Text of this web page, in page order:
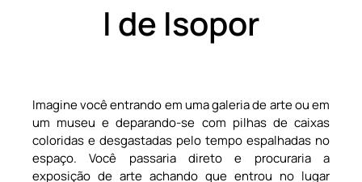
I de Isopor
Imagine você entrando em uma galeria de arte ou em
um museu e deparando-se com pilhas de caixas
coloridas e desgastadas pelo tempo espalhadas no
espaço. Você passaria direto e procuraria a
exposição de arte achando que entrou no lugar